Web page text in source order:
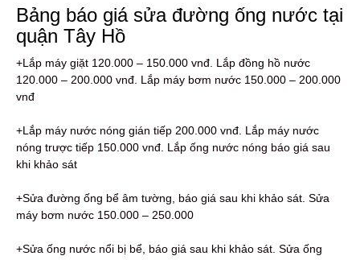
Bảng báo giá sửa đường ống nước tại
quận Tây Hồ
+Lắp máy giặt 120.000 – 150.000 vnđ. Lắp đồng hồ nước
120.000 – 200.000 vnđ. Lắp máy bơm nước 150.000 – 200.000
vnđ
+Lắp máy nước nóng gián tiếp 200.000 vnđ. Lắp máy nước
nóng trược tiếp 150.000 vnđ. Lắp ống nước nóng báo giá sau
khi khảo sát
+Sửa đường ống bể âm tường, báo giá sau khi khảo sát. Sửa
máy bơm nước 150.000 – 250.000
+Sửa ống nước nổi bị bể, báo giá sau khi khảo sát. Sửa ống